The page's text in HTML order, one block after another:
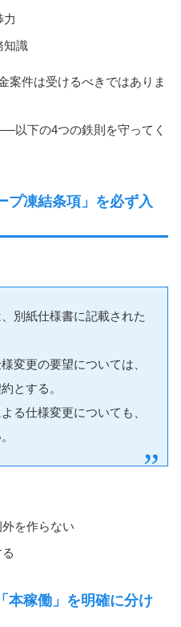
力
知識
案件は受けるべきではありま
以下の4つの鉄則を守ってく
プ凍結条項」を必ず入
別紙仕様書に記載された
変更の要望については、
とする。
る仕様変更についても、
外を作らない
本稼働」を明確に分け